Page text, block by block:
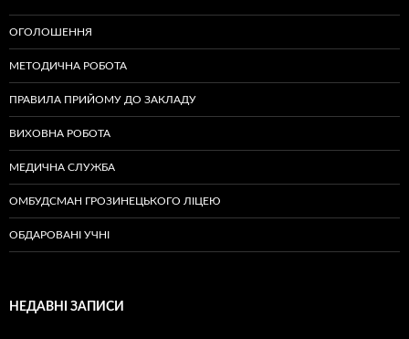
ОГОЛОШЕННЯ
МЕТОДИЧНА РОБОТА
ПРАВИЛА ПРИЙОМУ ДО ЗАКЛАДУ
ВИХОВНА РОБОТА
МЕДИЧНА СЛУЖБА
ОМБУДСМАН ГРОЗИНЕЦЬКОГО ЛІЦЕЮ
ОБДАРОВАНІ УЧНІ
НЕДАВНІ ЗАПИСИ